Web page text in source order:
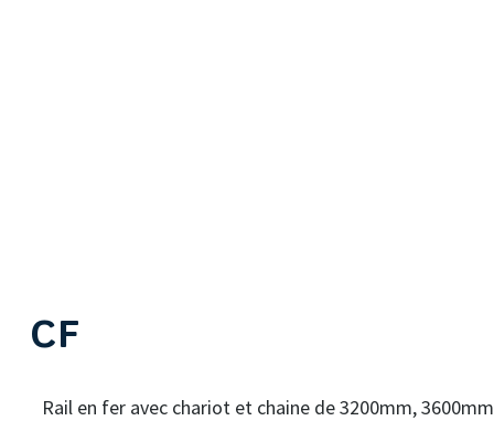
CF
Rail en fer avec chariot et chaine de 3200mm,